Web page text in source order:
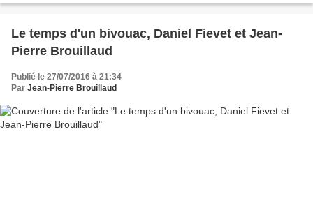
Le temps d'un bivouac, Daniel Fievet et Jean-
Pierre Brouillaud
Publié le 27/07/2016 à 21:34
Par Jean-Pierre Brouillaud